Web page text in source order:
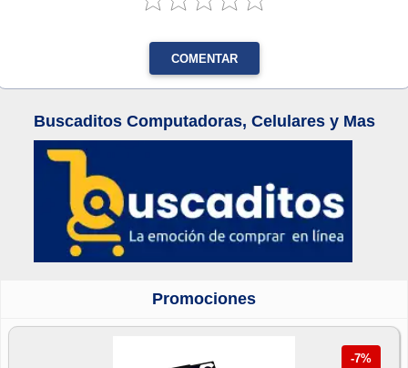
COMENTAR
Buscaditos Computadoras, Celulares y Mas
Promociones
-7%